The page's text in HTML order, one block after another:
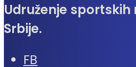
Udruženje sportskih
Srbije.
FB